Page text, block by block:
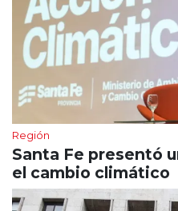
Región
Santa Fe presentó
el cambio climático